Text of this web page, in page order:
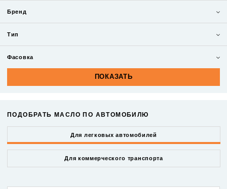
Бренд
Тип
Фасовка
ПОДОБРАТЬ МАСЛО ПО АВТОМОБИЛЮ
Для легковых автомобилей
Для коммерческого транспорта